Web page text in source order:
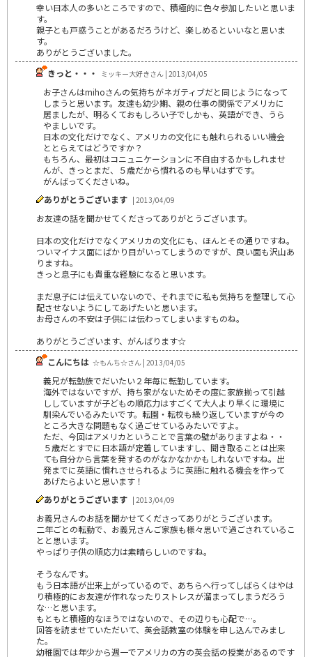
幸い日本人の多いところですので、積極的に色々参加したいと思いま
す。
親子とも戸惑うことがあるだろうけど、楽しめるといいなと思いま
す。
ありがとうございました。
きっと・・・
ミッキー大好きさん | 2013/04/05
お子さんはmihoさんの気持ちがネガティブだと同じようになって
しまうと思います。友達も幼少期、親の仕事の関係でアメリカに
居ましたが、明るくておもしろい子でしかも、英語ができ、うら
やましいです。
日本の文化だけでなく、アメリカの文化にも触れられるいい機会
ととらえてはどうですか？
もちろん、最初はコニュニケーションに不自由するかもしれませ
んが、きっとまだ、５歳だから慣れるのも早いはずです。
がんばってくださいね。
ありがとうございます | 2013/04/09
お友達の話を聞かせてくださってありがとうございます。
日本の文化だけでなくアメリカの文化にも、ほんとその通りですね。
ついマイナス面にばかり目がいってしまうのですが、良い面も沢山あ
りますね。
きっと息子にも貴重な経験になると思います。
まだ息子には伝えていないので、それまでに私も気持ちを整理して心
配させないようにしてあげたいと思います。
お母さんの不安は子供には伝わってしまいますものね。
ありがとうございます、がんばります☆
こんにちは ☆もんち☆さん | 2013/04/05
義兄が転勤族でだいたい２年毎に転勤しています。
海外ではないですが、持ち家がないためその度に家族揃って引越
ししていますが子どもの順応力はすごくて大人より早くに環境に
馴染んでいるみたいです。転園・転校も繰り返していますが今の
ところ大きな問題もなく過ごせているみたいですよ。
ただ、今回はアメリカということで言葉の壁がありますよね・・
５歳だとすでに日本語が定着していますし、聞き取ることは出来
ても自分から言葉を発するのがなかなかかもしれないですね。出
発までに英語に慣れさせられるように英語に触れる機会を作って
あげたらよいと思います！
ありがとうございます | 2013/04/09
お義兄さんのお話を聞かせてくださってありがとうございます。
二年ごとの転勤で、お義兄さんご家族も様々思いで過ごされているこ
とと思います。
やっぱり子供の順応力は素晴らしいのですね。
そうなんです。
もう日本語が出来上がっているので、あちらへ行ってしばらくはやは
り積極的にお友達が作れなったりストレスが溜まってしまうだろう
な…と思います。
もともと積極的なほうではないので、その辺りも心配で…。
回答を読ませていただいて、英会話教室の体験を申し込んでみまし
た。
幼稚園では年少から週一でアメリカの方の英会話の授業があるのです